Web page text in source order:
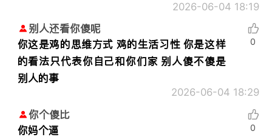
2026-06-04 18:19
别人还看你傻呢
你这是鸡的思维方式 鸡的生活习性 你是这样
的看法只代表你自己和你们家 别人傻不傻是
别人的事
2026-06-04 18:29
0
你个傻比
你妈个逼
0